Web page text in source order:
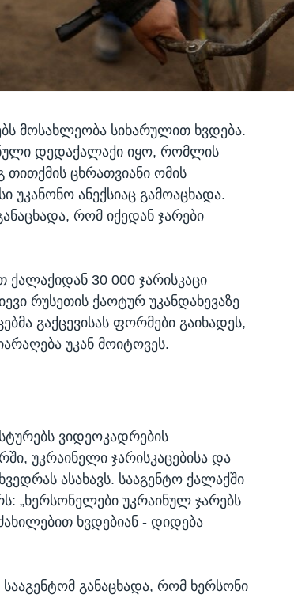
მოსახლეობა სიხარულით ხვდება.
დედაქალაქი იყო, რომლის
თითქმის ცხრათვიანი ომის
უკანონო ანექსიაც გამოაცხადა.
რომ იქედან ჯარები
30 000 ჯარისკაცი
რუსეთის ქაოტურ უკანდახევაზე
გაქცევისას ფორმები გაიხადეს,
უკან მოიტოვეს.
ვიდეოკადრების
უკრაინელი ჯარისკაცებისა და
ასახავს. სააგენტო ქალაქში
„ხერსონელები უკრაინულ ჯარებს
ხვდებიან - დიდება
განაცხადა, რომ ხერსონი